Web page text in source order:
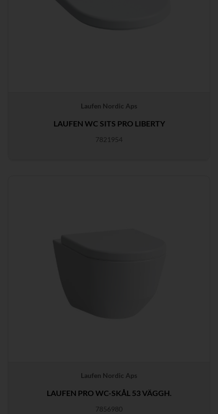
Laufen Nordic Aps
LAUFEN WC SITS PRO LIBERTY
7821954
Laufen Nordic Aps
LAUFEN PRO WC-SKÅL 53 VÄGGH.
7856980